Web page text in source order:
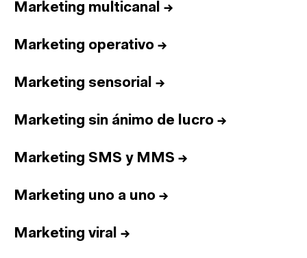
Marketing multicanal →
Marketing operativo →
Marketing sensorial →
Marketing sin ánimo de lucro →
Marketing SMS y MMS →
Marketing uno a uno →
Marketing viral →